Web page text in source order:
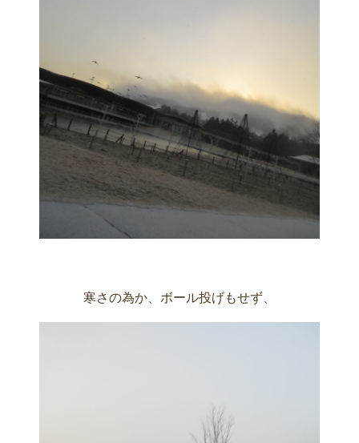
寒さの為か、ボール投げもせず、